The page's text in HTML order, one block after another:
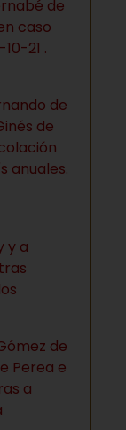
de
caso
21 .
de
de
anuales.
y a
de
Perea e
a